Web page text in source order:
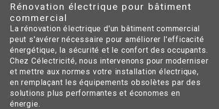
Rénovation électrique pour bâtiment
commercial
La rénovation électrique d'un bâtiment commercial
peut s'avérer nécessaire pour améliorer l'efficacité
énergétique, la sécurité et le confort des occupants.
Chez Célectricité, nous intervenons pour moderniser
et mettre aux normes votre installation électrique,
en remplaçant les équipements obsolètes par des
solutions plus performantes et économes en
énergie.